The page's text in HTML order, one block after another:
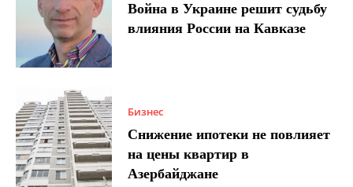
Война в Украине решит судьбу
влияния России на Кавказе
Бизнес
Снижение ипотеки не повлияет
на цены квартир в
Азербайджане